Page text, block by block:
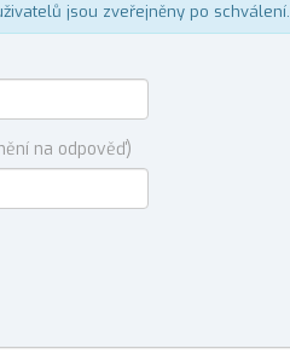
jsou zveřejněny po schválení.
na odpověď)